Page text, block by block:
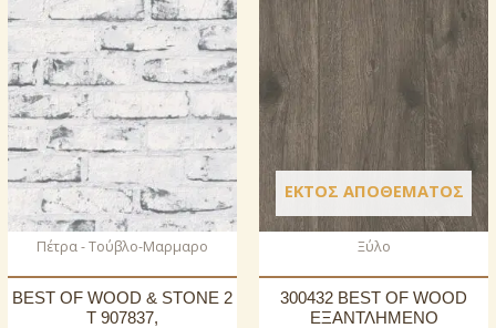
Πέτρα - Τούβλο-Μαρμαρο
BEST OF WOOD & STONE 2
T 907837,
ΕΚΤΌΣ ΑΠΟΘΈΜΑΤΟΣ
Ξύλο
300432 BEST OF WOOD
ΕΞΑΝΤΛΗΜΕΝΟ